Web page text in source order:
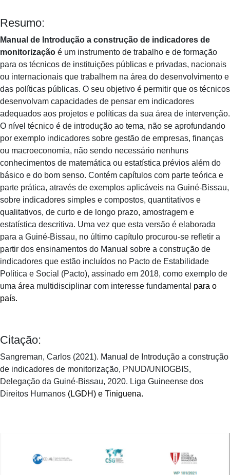
Resumo:
Manual de Introdução a construção de indicadores de
monitorização é um instrumento de trabalho e de formação
para os técnicos de instituições públicas e privadas, nacionais
ou internacionais que trabalhem na área do desenvolvimento e
das políticas públicas. O seu objetivo é permitir que os técnicos
desenvolvam capacidades de pensar em indicadores
adequados aos projetos e políticas da sua área de intervenção.
O nível técnico é de introdução ao tema, não se aprofundando
por exemplo indicadores sobre gestão de empresas, finanças
ou macroeconomia, não sendo necessário nenhuns
conhecimentos de matemática ou estatística prévios além do
básico e do bom senso. Contém capítulos com parte teórica e
parte prática, através de exemplos aplicáveis na Guiné-Bissau,
sobre indicadores simples e compostos, quantitativos e
qualitativos, de curto e de longo prazo, amostragem e
estatística descritiva. Uma vez que esta versão é elaborada
para a Guiné-Bissau, no último capítulo procurou-se refletir a
partir dos ensinamentos do Manual sobre a construção de
indicadores que estão incluídos no Pacto de Estabilidade
Política e Social (Pacto), assinado em 2018, como exemplo de
uma área multidisciplinar com interesse fundamental para o
país.
Citação:
Sangreman, Carlos (2021). Manual de Introdução a construção
de indicadores de monitorização, PNUD/UNIOGBIS,
Delegação da Guiné-Bissau, 2020. Liga Guineense dos
Direitos Humanos (LGDH) e Tiniguena.